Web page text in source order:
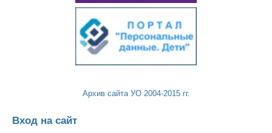
Архив сайта УО 2004-2015 гг.
Вход на сайт